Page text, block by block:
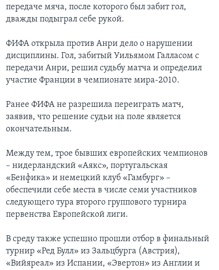
передаче мяча, после которого был забит гол,
дважды подыграл себе рукой.
ФИФА открыла против Анри дело о нарушении
дисциплины. Гол, забитый Уильямом Галласом с
передачи Анри, решил судьбу матча и определил
участие Франции в чемпионате мира-2010.
Ранее ФИФА не разрешила переиграть матч,
заявив, что решение судьи на поле является
окончательным.
Между тем, трое бывших европейских чемпионов
– нидерландский «Аякс», португальская
«Бенфика» и немецкий клуб «Гамбург» –
обеспечили себе места в числе семи участников
следующего тура второго группового турнира
первенства Европейской лиги.
В среду также успешно прошли отбор в финальный
турнир «Ред Булл» из Зальцбурга (Австрия),
«Вийяреал» из Испании, «Эвертон» из Англии и